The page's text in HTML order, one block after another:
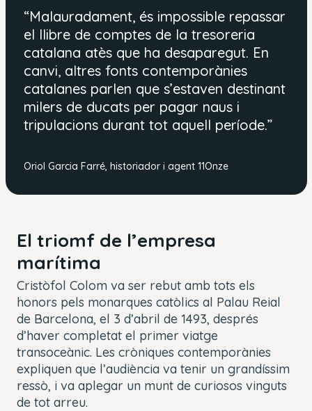
“Malauradament, és impossible repassar
el llibre de comptes de la tresoreria
catalana atès que ha desaparegut. En
canvi, altres fonts contemporànies
catalanes parlen que s’estaven destinant
milers de ducats per pagar naus i
tripulacions durant tot aquell període.”
Oriol Garcia Farré, historiador i agent 11Onze
El triomf de l’empresa
marítima
Cristòfol Colom va ser rebut amb tots els
honors pels monarques catòlics al Palau Reial
de Barcelona, el 3 d’abril de 1493, després
d’haver completat el primer viatge
transoceànic. Les cròniques contemporànies
expliquen que l’audiència va tenir un grandíssim
ressò, i va aplegar un munt de curiosos vinguts
de tot arreu.